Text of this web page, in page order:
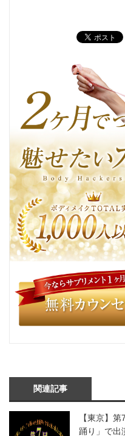
関連記事
【東京】
踊り」で出